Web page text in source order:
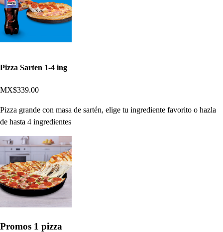
Pizza Sarten 1-4 ing
MX$339.00
Pizza grande con masa de sartén, elige tu ingrediente favorito o hazla
de hasta 4 ingredientes
Promos 1 pizza